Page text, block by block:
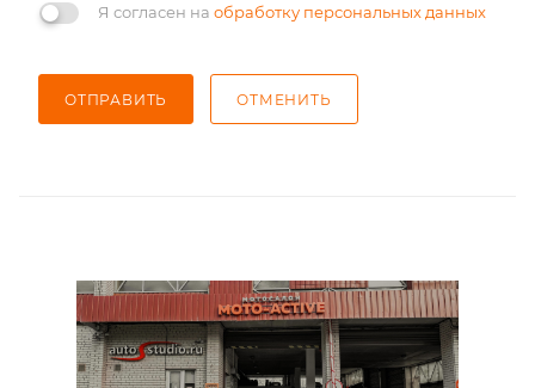
Я согласен на обработку персональных данных
ОТПРАВИТЬ ОТМЕНИТЬ